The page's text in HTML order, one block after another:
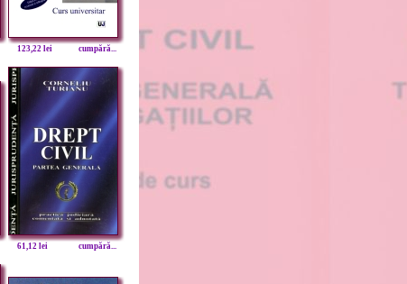
123,22 lei cumpără...
61,12 lei cumpără...